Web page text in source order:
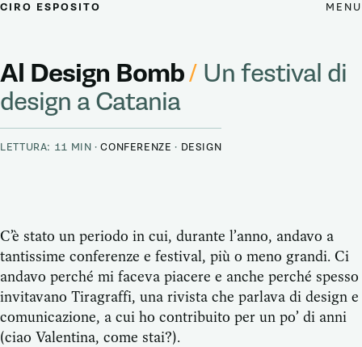
CIRO ESPOSITO MENU
Al Design Bomb/ Un festival di
design a Catania
LETTURA: 11 MIN ·CONFERENZE · DESIGN
C’è stato un periodo in cui, durante l’anno, andavo a
tantissime conferenze e festival, più o meno grandi. Ci
andavo perché mi faceva piacere e anche perché spesso
invitavano Tiragraffi, una rivista che parlava di design e
comunicazione, a cui ho contribuito per un po’ di anni
(ciao Valentina, come stai?).